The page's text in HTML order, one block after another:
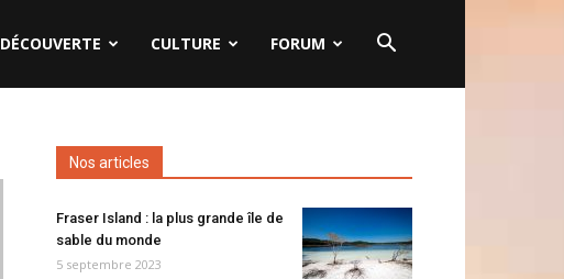
DÉCOUVERTE CULTURE FORUM
Nos articles
Fraser Island : la plus grande île de
sable du monde
5 septembre 2023